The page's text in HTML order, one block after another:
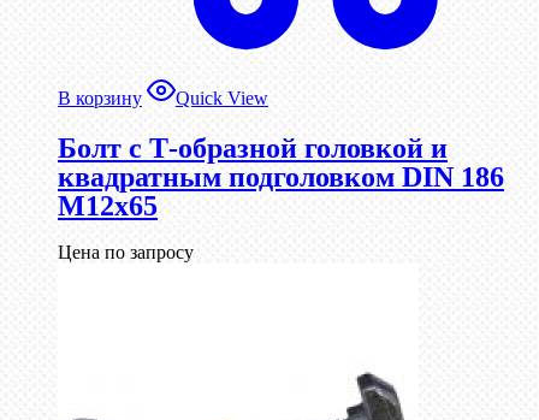
В корзину Quick View
Болт с Т-образной головкой и
квадратным подголовком DIN 186
М12х65
Цена по запросу